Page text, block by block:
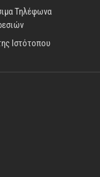
Τηλέφωνα
Ιστότοπου